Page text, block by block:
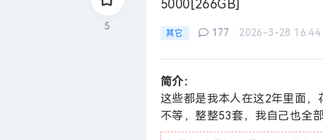
5
5000[266GB]
其它 177 2026-3-28 16:44
简介：
这些都是我本人在这2年里面
不等，整整53套，我自己也全